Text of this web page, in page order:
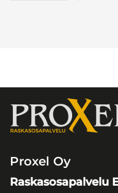
Proxel Oy
Raskasosapalvelu